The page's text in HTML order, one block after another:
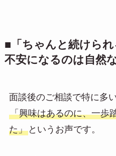
■「ちゃんと続けら
不安になるのは自然
面談後のご相談で特に多い
「興味はあるのに、一歩
た」というお声です。